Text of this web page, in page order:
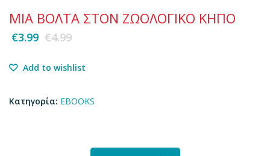
MIA BOΛΤΑ ΣΤΟΝ ΖΩΟΛΟΓΙΚΟ ΚΗΠΟ
€3.99 €4.99
Add to wishlist
Κατηγορία: EBOOKS